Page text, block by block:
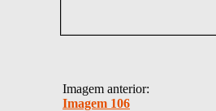
Imagem anterior:
Imagem 106